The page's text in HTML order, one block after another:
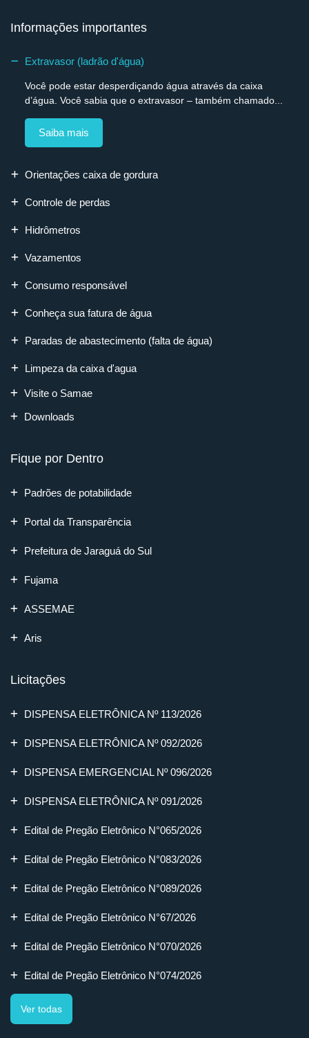
Informações importantes
Extravasor (ladrão d'água)
Você pode estar desperdiçando água através da caixa
d’água. Você sabia que o extravasor – também chamado...
Saiba mais
Orientações caixa de gordura
Controle de perdas
Hidrômetros
Vazamentos
Consumo responsável
Conheça sua fatura de água
Paradas de abastecimento (falta de água)
Limpeza da caixa d'agua
Visite o Samae
Downloads
Fique por Dentro
Padrões de potabilidade
Portal da Transparência
Prefeitura de Jaraguá do Sul
Fujama
ASSEMAE
Aris
Licitações
DISPENSA ELETRÔNICA Nº 113/2026
DISPENSA ELETRÔNICA Nº 092/2026
DISPENSA EMERGENCIAL Nº 096/2026
DISPENSA ELETRÔNICA Nº 091/2026
Edital de Pregão Eletrônico N°065/2026
Edital de Pregão Eletrônico N°083/2026
Edital de Pregão Eletrônico N°089/2026
Edital de Pregão Eletrônico N°67/2026
Edital de Pregão Eletrônico N°070/2026
Edital de Pregão Eletrônico N°074/2026
Ver todas